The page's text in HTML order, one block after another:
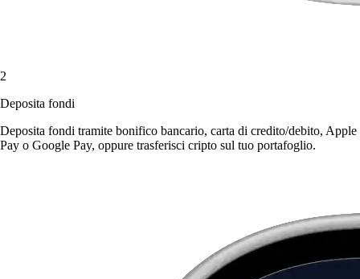
2
Deposita fondi
Deposita fondi tramite bonifico bancario, carta di credito/debito, Apple
Pay o Google Pay, oppure trasferisci cripto sul tuo portafoglio.